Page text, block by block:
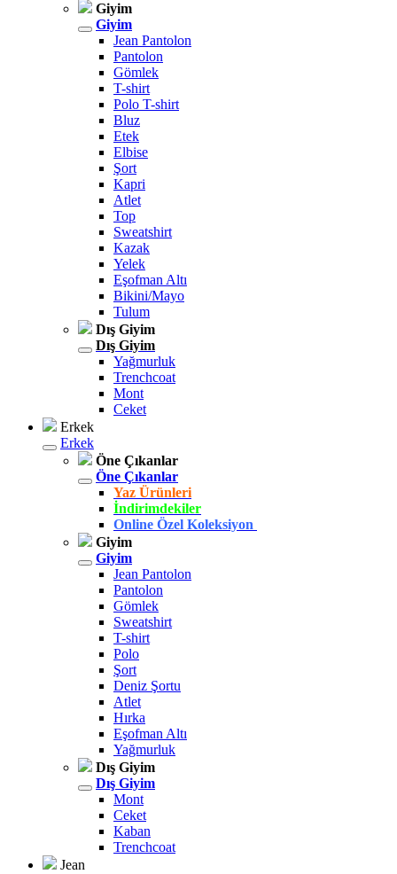
Giyim
Giyim
Jean Pantolon
Pantolon
Gömlek
T-shirt
Polo T-shirt
Bluz
Etek
Elbise
Şort
Kapri
Atlet
Top
Sweatshirt
Kazak
Yelek
Eşofman Altı
Bikini/Mayo
Tulum
Dış Giyim
Dış Giyim
Yağmurluk
Trenchcoat
Mont
Ceket
Erkek
Erkek
Öne Çıkanlar
Öne Çıkanlar
Yaz Ürünleri
İndirimdekiler
Online Özel Koleksiyon
Giyim
Giyim
Jean Pantolon
Pantolon
Gömlek
Sweatshirt
T-shirt
Polo
Şort
Deniz Şortu
Atlet
Hırka
Eşofman Altı
Yağmurluk
Dış Giyim
Dış Giyim
Mont
Ceket
Kaban
Trenchcoat
Jean